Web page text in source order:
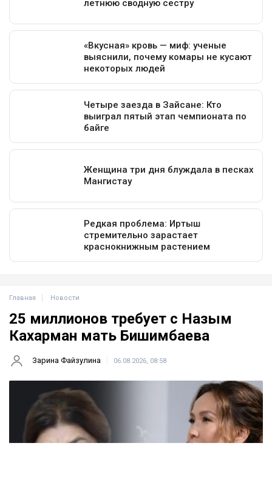
Главная Новости
25 миллионов требует с Назым
Кахарман мать Бишимбаева
Зарина Файзулина 06.08.2026, 08:58